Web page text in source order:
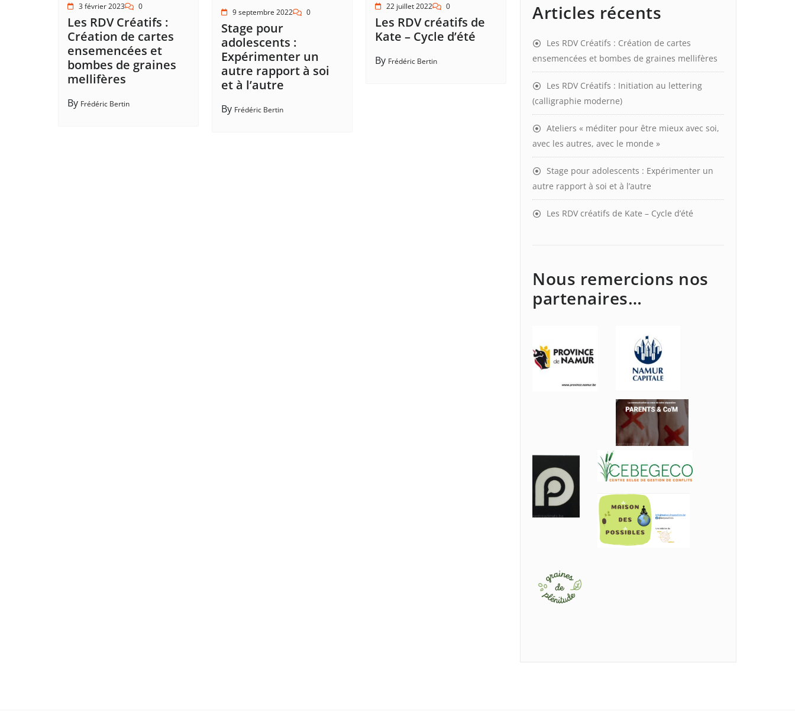
3 février 2023 0
Les RDV Créatifs :
Création de cartes
ensemencées et
bombes de graines
mellifères
By Frédéric Bertin
9 septembre 2022 0
Stage pour
adolescents :
Expérimenter un
autre rapport à soi
et à l’autre
By Frédéric Bertin
22 juillet 2022 0
Les RDV créatifs de
Kate – Cycle d’été
By Frédéric Bertin
Articles récents
Les RDV Créatifs : Création de cartes
ensemencées et bombes de graines mellifères
Les RDV Créatifs : Initiation au lettering
(calligraphie moderne)
Ateliers « méditer pour être mieux avec soi,
avec les autres, avec le monde »
Stage pour adolescents : Expérimenter un
autre rapport à soi et à l’autre
Les RDV créatifs de Kate – Cycle d’été
Nous remercions nos
partenaires…